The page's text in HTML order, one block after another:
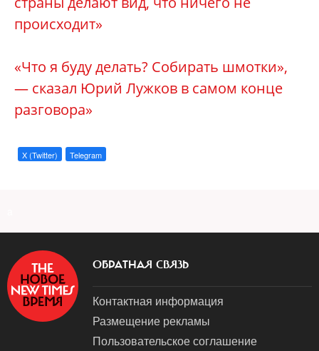
происходит»
«Что я буду делать? Собирать шмотки»,
— сказал Юрий Лужков в самом конце
разговора»
X (Twitter) Telegram
ОБРАТНАЯ СВЯЗЬ
Контактная информация
Размещение рекламы
Пользовательское соглашение